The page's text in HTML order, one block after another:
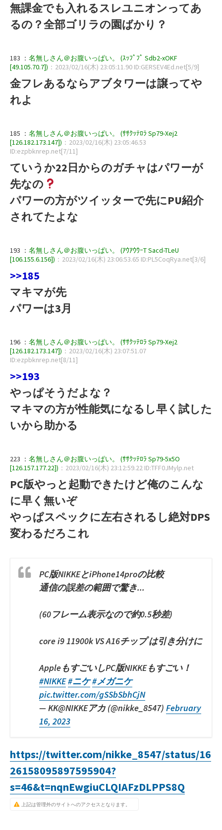
無課金でも入れるスレユニオンってあ
るの？全部ゴリラの園ばかり？
183 ： 名無しさん＠お腹いっぱい。 (ｽｯﾌﾟﾌﾟ Sdb2-xOKF
[49.105.70.7]) ：2023/02/16(木) 23:05:11.90 ID:GERSEV4Ed.net[5/9]
金フレあるならアブタワーは譲ってや
れよ
185 ： 名無しさん＠お腹いっぱい。 (ｻｻｸｯﾃﾛﾗ Sp79-Xej2
[126.182.173.147]) ：2023/02/16(木) 23:05:46.53
ID:ezpbknrep.net[7/11]
ていうか22日からのガチャはパワーが
先なの
パワーの方がツイッターで先にPU紹介
されてたよな
193 ： 名無しさん＠お腹いっぱい。 (ｱｳｱｳｳｰT Sacd-TLeU
[106.155.6.156]) ：2023/02/16(木) 23:06:53.65 ID:PL5CoqRya.net[3/6]
>>185
マキマが先
パワーは3月
196 ： 名無しさん＠お腹いっぱい。 (ｻｻｸｯﾃﾛﾗ Sp79-Xej2
[126.182.173.147]) ：2023/02/16(木) 23:07:51.07
ID:ezpbknrep.net[8/11]
>>193
やっぱそうだよな？
マキマの方が性能気になるし早く試した
いから助かる
223 ： 名無しさん＠お腹いっぱい。 (ｻｻｸｯﾃﾛﾗ Sp79-5x5O
[126.157.177.22]) ：2023/02/16(木) 23:12:59.22 ID:TFF0JMylp.net
PC版やっと起動できたけど俺のこんな
に早く無いぞ
やっぱスペックに左右されるし絶対DPS
変わるだろこれ
PC版NIKKEとiPhone14proの比較
通信の誤差の範囲で驚き...
(60フレーム表示なので約0.5秒差)
core i9 11900k VS A16チップ は引き分けに
AppleもすごいしPC版NIKKEもすごい！
#NIKKE#ニケ#メガニケ
pic.twitter.com/gSSbSbhCjN
— KK@NIKKEアカ (@nikke_8547) February
16, 2023
https://twitter.com/nikke_8547/status/16
26158095897595904?
s=46&t=nqnEwgiuCLQIAFzDLPPS8Q
上記は管理外のサイトへのアクセスとなります。